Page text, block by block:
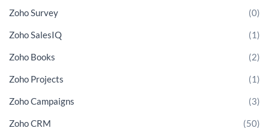
Zoho Survey (0)
Zoho SalesIQ (1)
Zoho Books (2)
Zoho Projects (1)
Zoho Campaigns (3)
Zoho CRM (50)